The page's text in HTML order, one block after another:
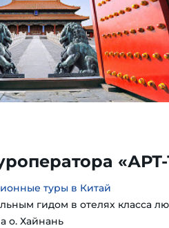
туры в Китай
гидом в отелях класса
о. Хайнань